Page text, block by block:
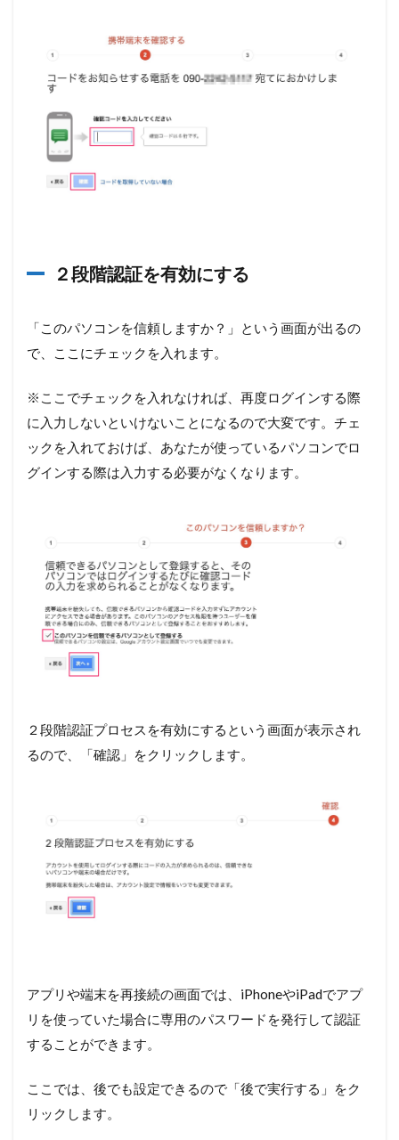
２段階認証を有効にする
「このパソコンを信頼しますか？」という画面が出るの
で、ここにチェックを入れます。
※ここでチェックを入れなければ、再度ログインする際
に入力しないといけないことになるので大変です。チェ
ックを入れておけば、あなたが使っているパソコンでロ
グインする際は入力する必要がなくなります。
２段階認証プロセスを有効にするという画面が表示され
るので、「確認」をクリックします。
アプリや端末を再接続の画面では、iPhoneやiPadでアプ
リを使っていた場合に専用のパスワードを発行して認証
することができます。
ここでは、後でも設定できるので「後で実行する」をク
リックします。